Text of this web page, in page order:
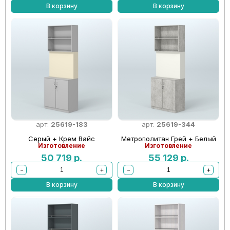
В корзину В корзину
арт. 25619-183
Серый + Крем Вайс
Изготовление
50 719 р.
−
+
В корзину
арт. 25619-344
Метрополитан Грей + Белый
Изготовление
55 129 р.
−
+
В корзину